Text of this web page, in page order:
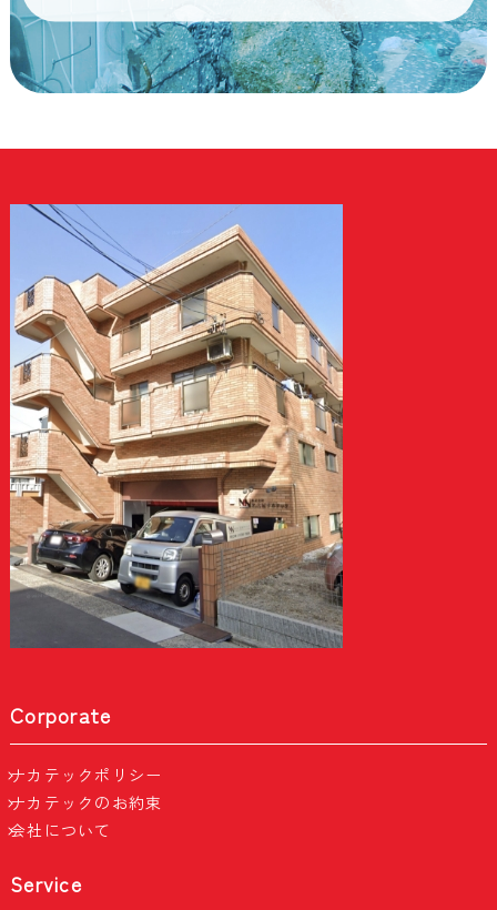
Corporate
ナカテックポリシー
ナカテックのお約束
会社について
Service